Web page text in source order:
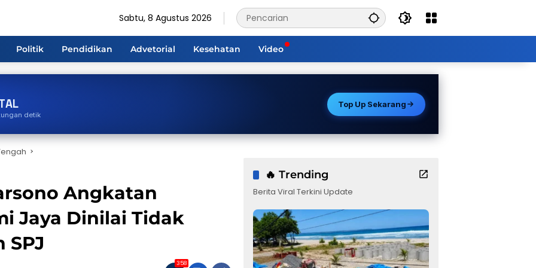
Sabtu, 8 Agustus 2026
Politik Pendidikan Advetorial Kesehatan Video
detik
Top Up Sekarang
Angkatan
Jaya Dinilai Tidak
SPJ
358
🔥 Trending
Berita Viral Terkini Update